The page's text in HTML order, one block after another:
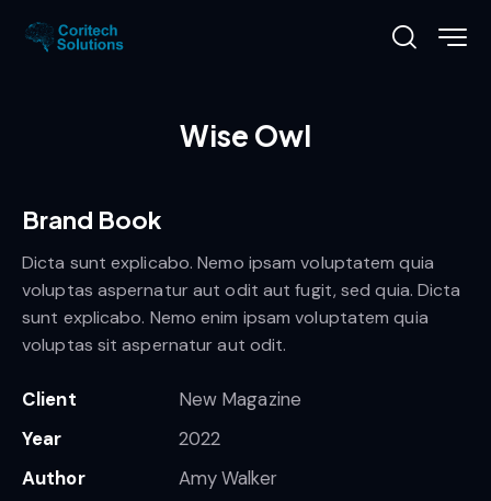
Wise Owl
Brand Book
Dicta sunt explicabo. Nemo ipsam voluptatem quia
voluptas aspernatur aut odit aut fugit, sed quia. Dicta
sunt explicabo. Nemo enim ipsam voluptatem quia
voluptas sit aspernatur aut odit.
Client
New Magazine
Year
2022
Author
Amy Walker